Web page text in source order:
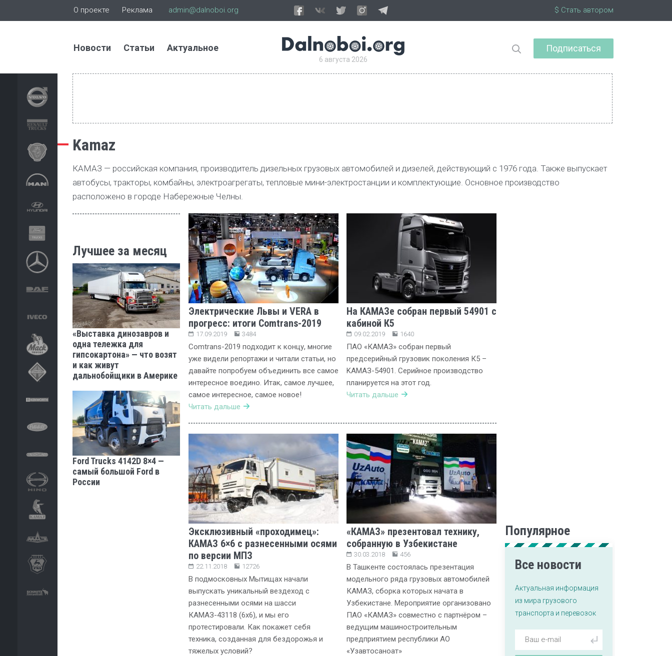
О проекте Реклама admin@dalnoboi.org $ Стать автором
Новости Статьи Актуальное
6 августа 2026
Подписаться
Kamaz
КАМАЗ — российская компания, производитель дизельных грузовых автомобилей и дизелей, действующий с 1976 года. Также выпускает
автобусы, тракторы, комбайны, электроагрегаты, тепловые мини-электростанции и комплектующие. Основное производство
расположено в городе Набережные Челны.
Лучшее за месяц
«Выставка динозавров и
одна тележка для
гипсокартона» — что возят
и как живут
дальнобойщики в Америке
Ford Trucks 4142D 8×4 —
самый большой Ford в
России
Электрические Львы и VERA в
прогресс: итоги Comtrans-2019
17.09.2019 3484
Comtrans-2019 подходит к концу, многие
уже видели репортажи и читали статьи, но
давайте попробуем объединить все самое
интересное воедино. Итак, самое лучшее,
самое интересное, самое новое!
Читать дальше
На КАМАЗе собран первый 54901 с
кабиной К5
09.02.2019 1640
ПАО «КАМАЗ» собран первый
предсерийный грузовик поколения К5 –
KAMAЗ-54901. Серийное производство
планируется на этот год.
Читать дальше
Эксклюзивный «проходимец»:
КАМАЗ 6×6 c разнесенными осями
по версии МПЗ
22.11.2018 12726
В подмосковных Мытищах начали
выпускать уникальный вездеход с
разнесенными осями на шасси
КАМАЗ-43118 (6х6), и мы его
протестировали. Как покажет себя
техника, созданная для бездорожья и
тяжелых условий?
«КАМАЗ» презентовал технику,
собранную в Узбекистане
30.03.2018 456
В Ташкенте состоялась презентация
модельного ряда грузовых автомобилей
КАМАЗ, сборка которых начата в
Узбекистане. Мероприятие организовано
ПАО «КАМАЗ» совместно с партнёром –
ведущим машиностроительным
предприятием республики АО
«Узавтосаноат»
Популярное
Все новости
Актуальная информация
из мира грузового
транспорта и перевозок